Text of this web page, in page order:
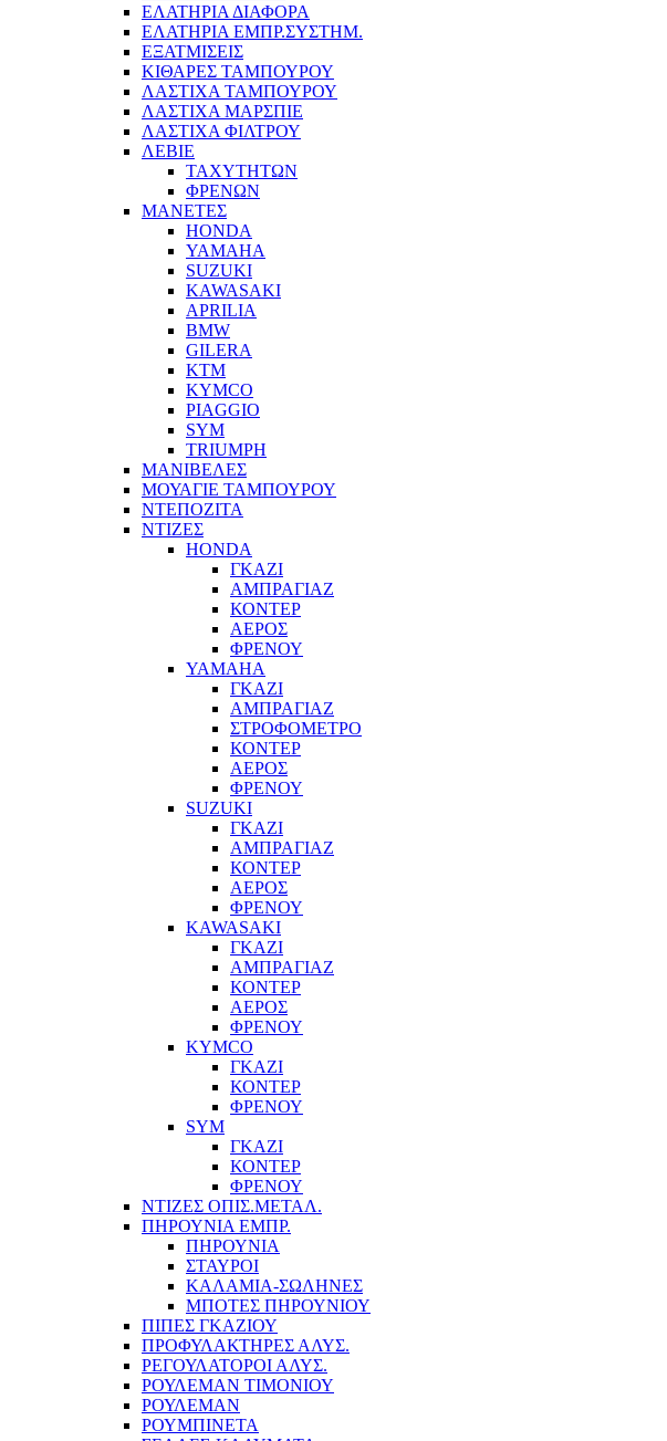
ΕΛΑΤΗΡΙΑ ΔΙΑΦΟΡΑ
ΕΛΑΤΗΡΙΑ ΕΜΠΡ.ΣΥΣΤΗΜ.
ΕΞΑΤΜΙΣΕΙΣ
ΚΙΘΑΡΕΣ ΤΑΜΠΟΥΡΟΥ
ΛΑΣΤΙΧΑ ΤΑΜΠΟΥΡΟΥ
ΛΑΣΤΙΧΑ ΜΑΡΣΠΙΕ
ΛΑΣΤΙΧΑ ΦΙΛΤΡΟΥ
ΛΕΒΙΕ
ΤΑΧΥΤΗΤΩΝ
ΦΡΕΝΩΝ
ΜΑΝΕΤΕΣ
HONDA
YAMAHA
SUZUKI
KAWASAKI
APRILIA
BMW
GILERA
KTM
KYMCO
PIAGGIO
SYM
TRIUMPH
ΜΑΝΙΒΕΛΕΣ
ΜΟΥΑΓΙΕ ΤΑΜΠΟΥΡΟΥ
ΝΤΕΠΟΖΙΤΑ
ΝΤΙΖΕΣ
HONDA
ΓΚΑΖΙ
ΑΜΠΡΑΓΙΑΖ
ΚΟΝΤΕΡ
ΑΕΡΟΣ
ΦΡΕΝΟΥ
YAMAHA
ΓΚΑΖΙ
ΑΜΠΡΑΓΙΑΖ
ΣΤΡΟΦΟΜΕΤΡΟ
ΚΟΝΤΕΡ
ΑΕΡΟΣ
ΦΡΕΝΟΥ
SUZUKI
ΓΚΑΖΙ
ΑΜΠΡΑΓΙΑΖ
ΚΟΝΤΕΡ
ΑΕΡΟΣ
ΦΡΕΝΟΥ
KAWASAKI
ΓΚΑΖΙ
ΑΜΠΡΑΓΙΑΖ
ΚΟΝΤΕΡ
ΑΕΡΟΣ
ΦΡΕΝΟΥ
KYMCO
ΓΚΑΖΙ
ΚΟΝΤΕΡ
ΦΡΕΝΟΥ
SYM
ΓΚΑΖΙ
ΚΟΝΤΕΡ
ΦΡΕΝΟΥ
ΝΤΙΖΕΣ ΟΠΙΣ.ΜΕΤΑΛ.
ΠΗΡΟΥΝΙΑ ΕΜΠΡ.
ΠΗΡΟΥΝΙΑ
ΣΤΑΥΡΟΙ
ΚΑΛΑΜΙΑ-ΣΩΛΗΝΕΣ
ΜΠΟΤΕΣ ΠΗΡΟΥΝΙΟΥ
ΠΙΠΕΣ ΓΚΑΖΙΟΥ
ΠΡΟΦΥΛΑΚΤΗΡΕΣ ΑΛΥΣ.
ΡΕΓΟΥΛΑΤΟΡΟΙ ΑΛΥΣ.
ΡΟΥΛΕΜΑΝ ΤΙΜΟΝΙΟΥ
ΡΟΥΛΕΜΑΝ
ΡΟΥΜΠΙΝΕΤΑ